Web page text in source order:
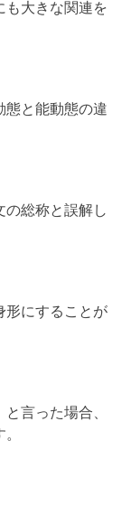
も大きな関連を
態と能動態の違
の総称と誤解し
形にすることが
言った場合、